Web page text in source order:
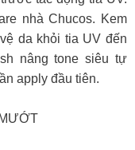
nhà Chucos. Kem
da khỏi tia UV đến
nâng tone siêu tự
apply đầu tiên.